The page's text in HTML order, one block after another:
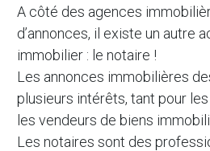
A côté des agences
d’annonces, il existe un autre
immobilier : le notaire !
Les annonces immobilières
plusieurs intérêts, tant pour
les vendeurs de biens
Les notaires sont des